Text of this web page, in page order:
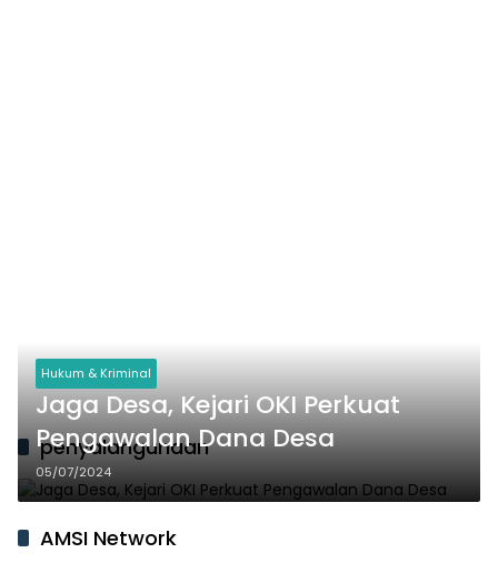
penyalahgunaan
Hukum & Kriminal
Jaga Desa, Kejari OKI Perkuat
Pengawalan Dana Desa
05/07/2024
AMSI Network